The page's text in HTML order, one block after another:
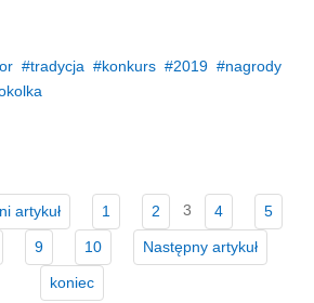
tradycja konkurs 2019
nagrody
artykuł 1 2 3 4 5
9 10 Następny artykuł
koniec